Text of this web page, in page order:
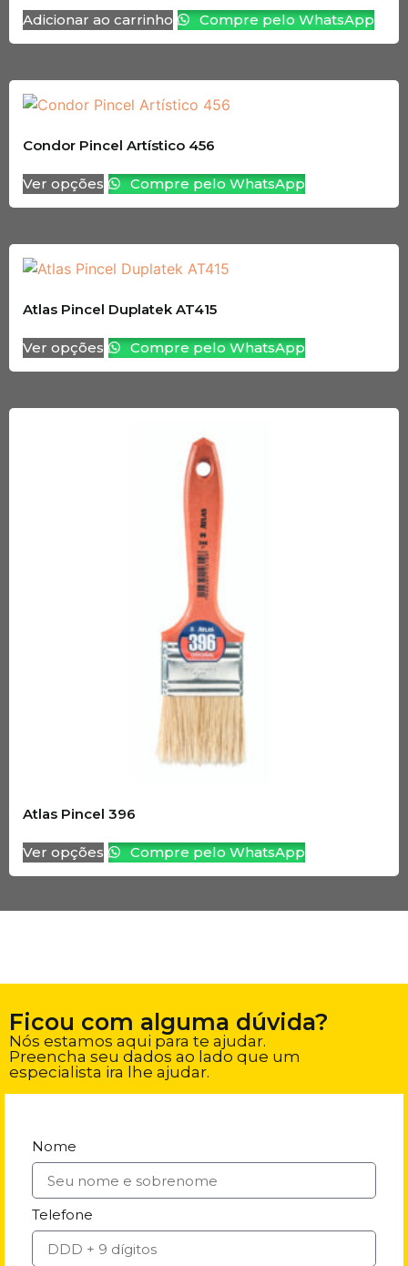
Adicionar ao carrinho Compre pelo WhatsApp
Condor Pincel Artístico 456
Ver opções Compre pelo WhatsApp
Atlas Pincel Duplatek AT415
Ver opções Compre pelo WhatsApp
Atlas Pincel 396
Ver opções Compre pelo WhatsApp
Ficou com alguma dúvida?
Nós estamos aqui para te ajudar.
Preencha seu dados ao lado que um
especialista ira lhe ajudar.
Nome
Telefone